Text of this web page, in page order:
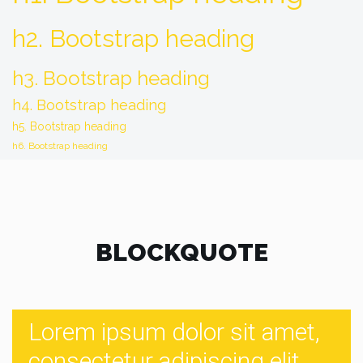
h2. Bootstrap heading
h3. Bootstrap heading
h4. Bootstrap heading
h5. Bootstrap heading
h6. Bootstrap heading
BLOCKQUOTE
Lorem ipsum dolor sit amet,